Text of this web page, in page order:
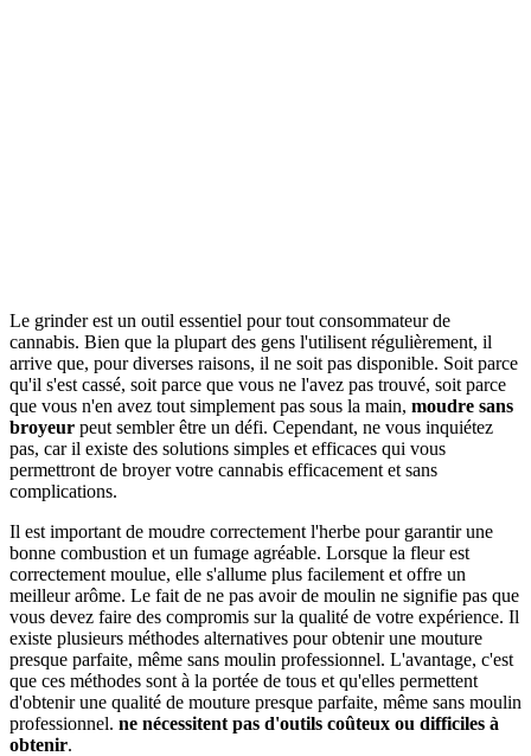
Le grinder est un outil essentiel pour tout consommateur de
cannabis. Bien que la plupart des gens l'utilisent régulièrement, il
arrive que, pour diverses raisons, il ne soit pas disponible. Soit parce
qu'il s'est cassé, soit parce que vous ne l'avez pas trouvé, soit parce
que vous n'en avez tout simplement pas sous la main, moudre sans
broyeur peut sembler être un défi. Cependant, ne vous inquiétez
pas, car il existe des solutions simples et efficaces qui vous
permettront de broyer votre cannabis efficacement et sans
complications.
Il est important de moudre correctement l'herbe pour garantir une
bonne combustion et un fumage agréable. Lorsque la fleur est
correctement moulue, elle s'allume plus facilement et offre un
meilleur arôme. Le fait de ne pas avoir de moulin ne signifie pas que
vous devez faire des compromis sur la qualité de votre expérience. Il
existe plusieurs méthodes alternatives pour obtenir une mouture
presque parfaite, même sans moulin professionnel. L'avantage, c'est
que ces méthodes sont à la portée de tous et qu'elles permettent
d'obtenir une qualité de mouture presque parfaite, même sans moulin
professionnel. ne nécessitent pas d'outils coûteux ou difficiles à
obtenir.